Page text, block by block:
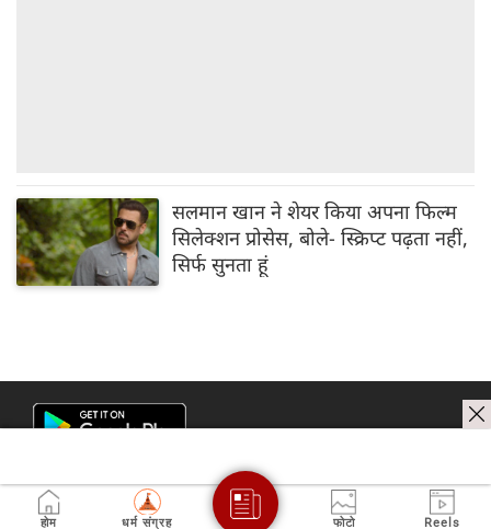
सलमान खान ने शेयर किया अपना फिल्म
सिलेक्शन प्रोसेस, बोले- स्क्रिप्ट पढ़ता नहीं,
सिर्फ सुनता हूं
होम धर्म संग्रह फोटो Reels